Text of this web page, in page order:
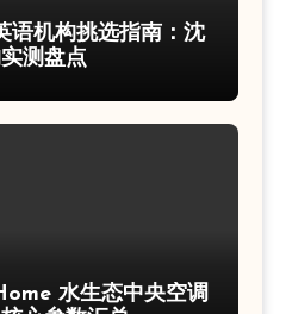
语机构挑选指南：沈
测盘点
水生态中央空调